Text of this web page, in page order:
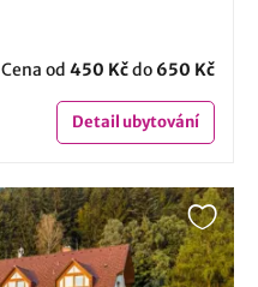
Cena od 450 Kčdo 650 Kč
Detailubytování